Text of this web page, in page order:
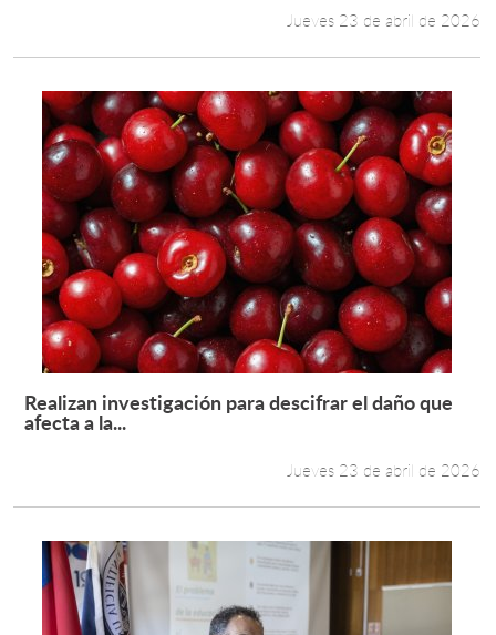
Jueves 23 de abril de 2026
Leer más +
Realizan investigación para descifrar el daño que
afecta a la...
Jueves 23 de abril de 2026